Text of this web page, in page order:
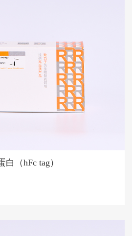
（hFc tag）